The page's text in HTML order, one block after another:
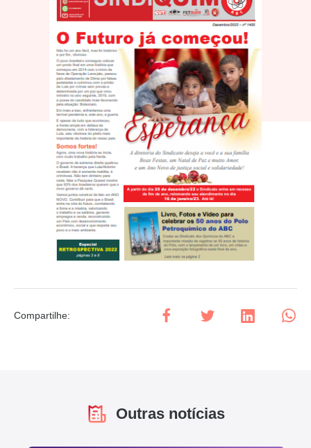
Compartilhe:
Outras notícias